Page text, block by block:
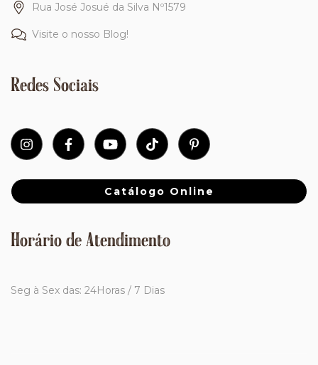
Rua José Josué da Silva Nº1579
Visite o nosso Blog!
Redes Sociais
Catálogo Online
Horário de Atendimento
Seg à Sex das: 24Horas / 7 Dias